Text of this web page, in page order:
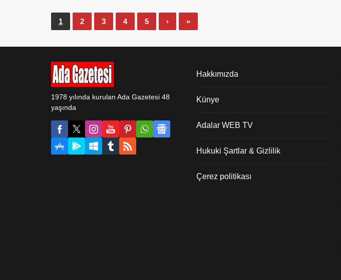
1 2 3 4 5 › »
1978 yılında kurulan Ada Gazetesi 48
yaşında
Hakkımızda
Künye
Adalar WEB TV
Hukuki Şartlar & Gizlilik
Çerez politikası